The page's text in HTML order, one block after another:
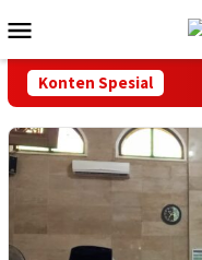
ke
kontenMobile
Konten Spesial